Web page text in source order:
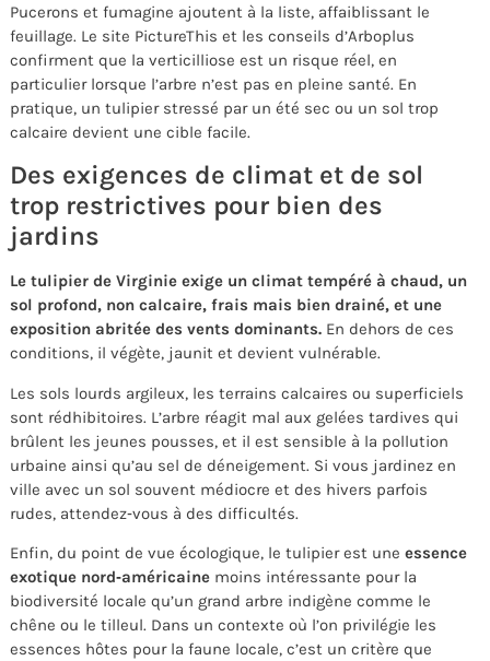
Pucerons et fumagine ajoutent à la liste, affaiblissant le
feuillage. Le site PictureThis et les conseils d’Arboplus
confirment que la verticilliose est un risque réel, en
particulier lorsque l’arbre n’est pas en pleine santé. En
pratique, un tulipier stressé par un été sec ou un sol trop
calcaire devient une cible facile.
Des exigences de climat et de sol
trop restrictives pour bien des
jardins
Le tulipier de Virginie exige un climat tempéré à chaud, un
sol profond, non calcaire, frais mais bien drainé, et une
exposition abritée des vents dominants. En dehors de ces
conditions, il végète, jaunit et devient vulnérable.
Les sols lourds argileux, les terrains calcaires ou superficiels
sont rédhibitoires. L’arbre réagit mal aux gelées tardives qui
brûlent les jeunes pousses, et il est sensible à la pollution
urbaine ainsi qu’au sel de déneigement. Si vous jardinez en
ville avec un sol souvent médiocre et des hivers parfois
rudes, attendez‑vous à des difficultés.
Enfin, du point de vue écologique, le tulipier est une essence
exotique nord‑américaine moins intéressante pour la
biodiversité locale qu’un grand arbre indigène comme le
chêne ou le tilleul. Dans un contexte où l’on privilégie les
essences hôtes pour la faune locale, c’est un critère que